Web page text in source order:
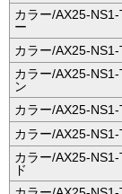
カラー/AX25-
ー
カラー/AX25-
カラー/AX25-
ン
カラー/AX25-
カラー/AX25-
カラー/AX25-
ド